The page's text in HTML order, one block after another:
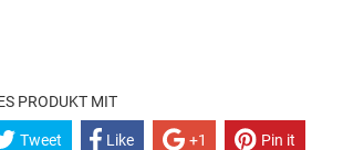
PRODUKT MIT
Tweet Like +1 Pin it